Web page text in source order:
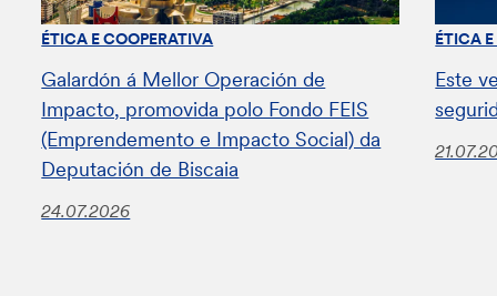
ÉTICA E COOPERATIVA
Galardón á Mellor Operación de
Impacto, promovida polo Fondo FEIS
(Emprendemento e Impacto Social) da
Deputación de Biscaia
24.07.2026
ÉTICA
Este